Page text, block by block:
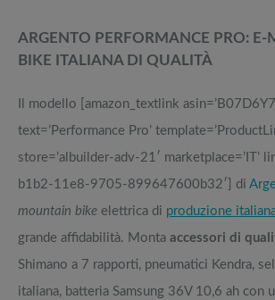
ARGENTO PERFORMANCE PRO: E-
BIKE ITALIANA DI QUALITÀ
Il modello [amazon_textlink
text=’Performance Pro’
store=’albuilder-adv-21′ marketplace=’IT’
b1b2-11e8-9705-899647600b32′] di
mountain bike elettrica di produzione
grande affidabilità. Monta accessori di
Shimano a 7 rapporti, pneumatici Kendra,
italiana, batteria Samsung 36V 10,6 ah con